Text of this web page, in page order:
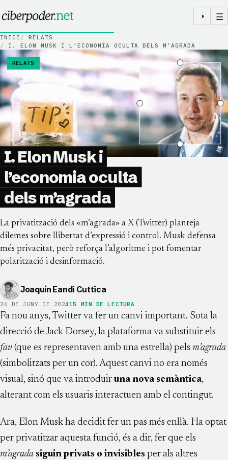
◑ ☰
INICI
RELATS
I. ELON MUSK I L’ECONOMIA OCULTA DELS M’AGRADA
RELATS
I. Elon Musk i
l’economia oculta
dels m’agrada
La privatització dels «m’agrada» a X (Twitter) planteja
dilemes sobre llibertat d’expressió i control. Musk defensa
més privacitat, però reforça l’algoritme i pot fomentar
polarització i desinformació.
Joaquín Eandi Cuttica
26 DE JUNY DE 202415 MIN DE LECTURA
Fa nou anys, Twitter va fer un canvi important. Sota la
direcció de Jack Dorsey, la plataforma va substituir els
fav (que es representaven amb una estrella) pels m’agrada
(simbolitzats per un cor). Aquest canvi no era només
visual, sinó que va introduiruna nova semàntica,
alterant com els usuaris interactuen amb el contingut.
Ara, Elon Musk ha decidit fer un pas més enllà. Ha optat
per privatitzar aquesta funció, és a dir, fer que els
m’agrada siguin privats o invisibles per als altres